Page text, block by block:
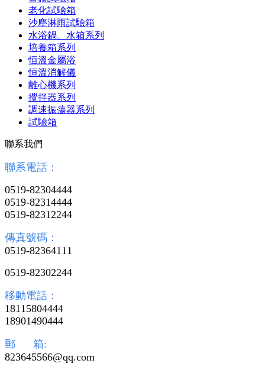
老化試驗箱
沙塵淋雨試驗箱
水浴鍋、水箱系列
培養箱系列
恒溫金屬浴
恒溫消解儀
離心機系列
攪拌器系列
調速振蕩器系列
試驗箱
聯系我們
聯系電話：
0519-82304444
0519-82314444
0519-82312244
傳真號碼：
0519-82364111
0519-82302244
移動電話：
18115804444
18901490444
郵 箱:
823645566@qq.com